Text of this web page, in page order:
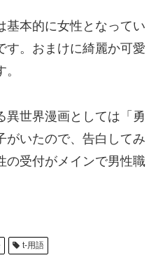
基本的に女性となってい
す。おまけに綺麗か可愛
異世界漫画としては「勇
がいたので、告白してみ
の受付がメインで男性職
t-用語